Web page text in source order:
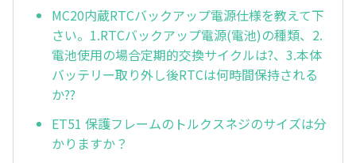
MC20内蔵RTCバックアップ電源仕様を教えて下
さい。1.RTCバックアップ電源(電池)の種類、2.
電池使用の場合定期的交換サイクルは?、3.本体
バッテリー取り外し後RTCは何時間保持される
か??
ET51 保護フレームのトルクスネジのサイズは分
かりますか？